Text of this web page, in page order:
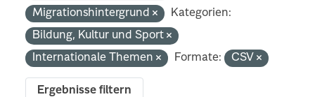
Migrationshintergrund
Kategorien:
Bildung, Kultur und Sport
Internationale Themen
Formate: CSV
Ergebnisse filtern